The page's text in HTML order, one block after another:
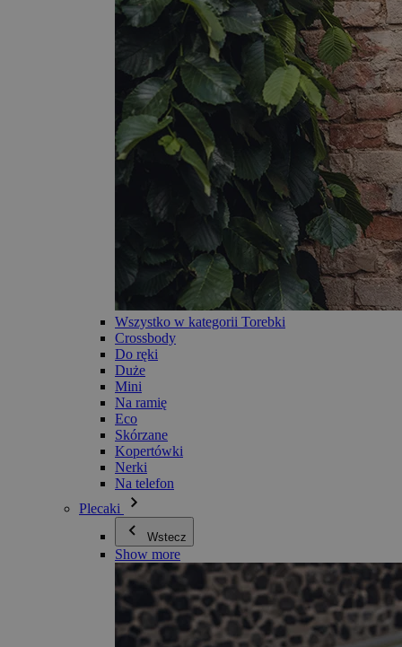
Wszystko w kategorii Torebki
Crossbody
Do ręki
Duże
Mini
Na ramię
Eco
Skórzane
Kopertówki
Nerki
Na telefon
Plecaki
Wstecz
Show more